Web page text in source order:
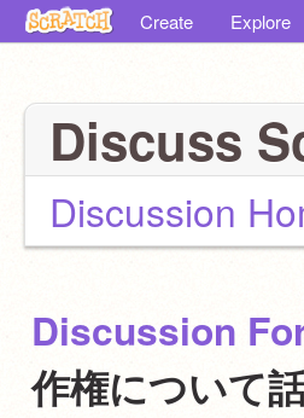
Create Explore
Discuss
Discussion
Discussion
作権について